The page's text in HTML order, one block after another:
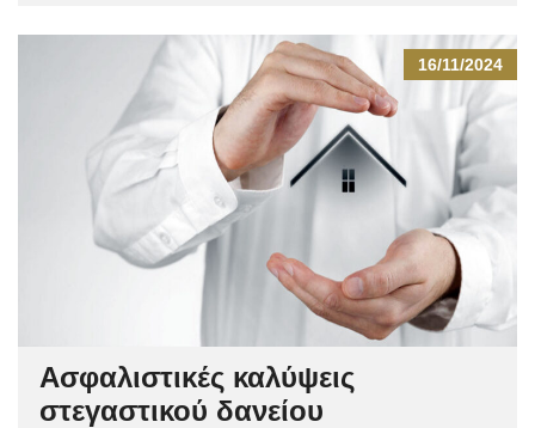
16/11/2024
Ασφαλιστικές καλύψεις
στεγαστικού δανείου